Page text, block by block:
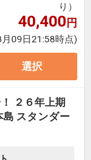
り）が１部屋
ル敷地の移動
００円／１
～2026年11月
：DP-1-
り）
40,400円
月09日21:58時点)
選択
２６年上期
スタンダー